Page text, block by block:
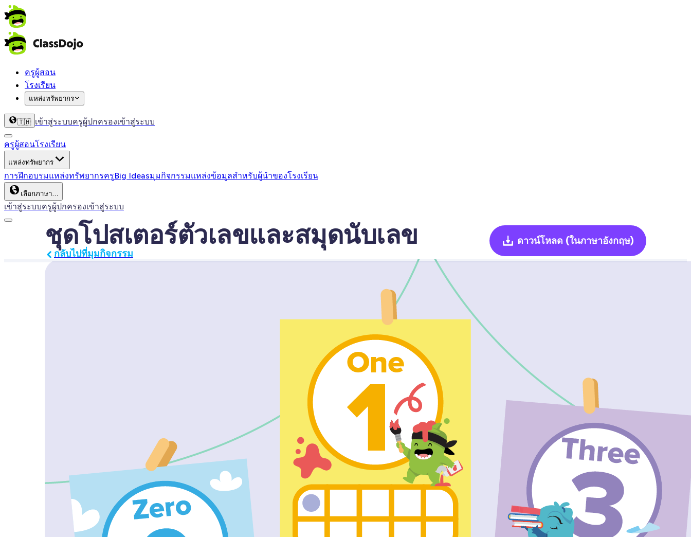
ครูผู้สอน
โรงเรียน
แหล่งทรัพยากร
🇹🇭 เข้าสู่ระบบครูผู้ปกครองเข้าสู่ระบบ
ครูผู้สอนโรงเรียน
แหล่งทรัพยากร
การฝึกอบรมแหล่งทรัพยากรครูBig Ideasมุมกิจกรรมแหล่งข้อมูลสำหรับผู้นำของโรงเรียน
เลือกภาษา…
เข้าสู่ระบบครูผู้ปกครองเข้าสู่ระบบ
ชุดโปสเตอร์ตัวเลขและสมุดนับเลข
กลับไปที่มุมกิจกรรม
ดาวน์โหลด (ในภาษาอังกฤษ)